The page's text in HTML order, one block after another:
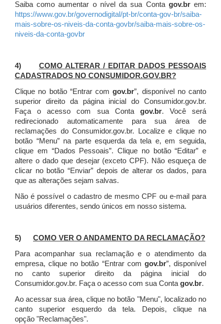
Saiba como aumentar o nível da sua Conta gov.brem:
https://www.gov.br/governodigital/pt-br/conta-gov-br/saiba-
mais-sobre-os-niveis-da-conta-govbr/saiba-mais-sobre-os-
niveis-da-conta-govbr
4) COMO ALTERAR / EDITAR DADOS PESSOAIS
CADASTRADOS NO CONSUMIDOR.GOV.BR?
Clique no botão “Entrar comgov.br”, disponível no canto
superior direito da página inicial do Consumidor.gov.br.
Faça o acesso com sua Conta gov.br. Você será
redirecionado automaticamente para sua área de
reclamações do Consumidor.gov.br.
Localize e clique no
botão “Menu” na parte esquerda da tela e, em seguida,
clique em “Dados Pessoais”. Clique no botão “Editar” e
altere o dado que desejar (exceto CPF). Não esqueça de
clicar no botão “Enviar” depois de alterar os dados, para
que as alterações sejam salvas.
Não é possível o cadastro de mesmo CPF ou e-mail para
usuários diferentes, sendo únicos em nosso sistema.
5) COMO VER O ANDAMENTO DA RECLAMAÇÃO?
Para acompanhar sua reclamação e o atendimento da
empresa, clique no botão “Entrar com gov.br”, disponível
no canto superior direito da página inicial do
Consumidor.gov.br. Faça o acesso com sua Contagov.br.
Ao acessar sua área, clique no botão "Menu", localizado no
canto superior esquerdo da tela. Depois, clique na
opção "Reclamações".